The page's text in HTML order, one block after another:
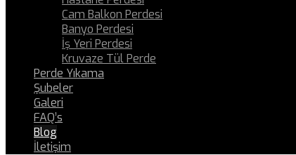
Cam Balkon Perdesi
Banyo Perdesi
İş Yeri Perdesi
Kruvaze Tül Perde
Perde Yıkama
Şubeler
Galeri
FAQ’s
Blog
İletişim